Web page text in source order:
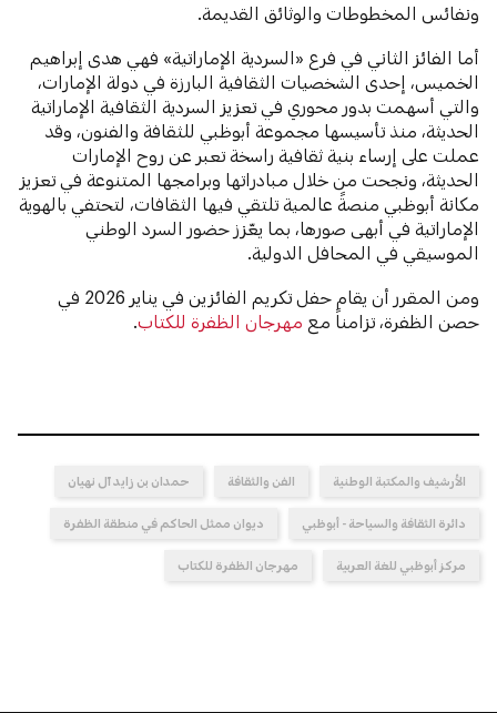
ونفائس المخطوطات والوثائق القديمة.
أما الفائز الثاني في فرع «السردية الإماراتية» فهي هدى إبراهيم
الخميس، إحدى الشخصيات الثقافية البارزة في دولة الإمارات،
والتي أسهمت بدور محوري في تعزيز السردية الثقافية الإماراتية
الحديثة، منذ تأسيسها مجموعة أبوظبي للثقافة والفنون، وقد
عملت على إرساء بنية ثقافية راسخة تعبر عن روح الإمارات
الحديثة، ونجحت من خلال مبادراتها وبرامجها المتنوعة في تعزيز
مكانة أبوظبي منصةً عالمية تلتقي فيها الثقافات، لتحتفي بالهوية
الإماراتية في أبهى صورها، بما يعّزز حضور السرد الوطني
الموسيقي في المحافل الدولية.
ومن المقرر أن يقام حفل تكريم الفائزين في يناير 2026 في
حصن الظفرة، تزامناً مع مهرجان الظفرة للكتاب.
الأرشيف والمكتبة الوطنية الفن والثقافة حمدان بن زايد آل نهيان
دائرة الثقافة والسياحة - أبوظبي ديوان ممثل الحاكم في منطقة الظفرة
مركز أبوظبي للغة العربية مهرجان الظفرة للكتاب